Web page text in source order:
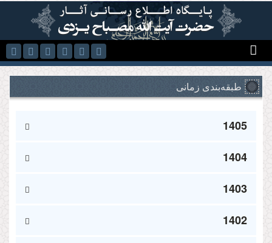
رفتن به محتوای اصلی
طبقه‌بندی زمانی
1405
1404
1403
1402